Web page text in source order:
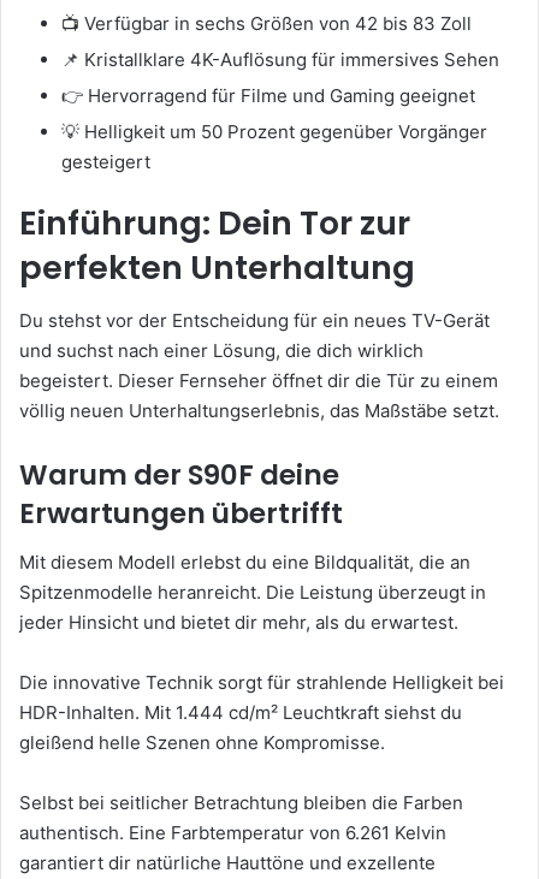
📺 Verfügbar in sechs Größen von 42 bis 83 Zoll
📌 Kristallklare 4K-Auflösung für immersives Sehen
👉 Hervorragend für Filme und Gaming geeignet
💡 Helligkeit um 50 Prozent gegenüber Vorgänger
gesteigert
Einführung: Dein Tor zur
perfekten Unterhaltung
Du stehst vor der Entscheidung für ein neues TV-Gerät
und suchst nach einer Lösung, die dich wirklich
begeistert. Dieser Fernseher öffnet dir die Tür zu einem
völlig neuen Unterhaltungserlebnis, das Maßstäbe setzt.
Warum der S90F deine
Erwartungen übertrifft
Mit diesem Modell erlebst du eine Bildqualität, die an
Spitzenmodelle heranreicht. Die Leistung überzeugt in
jeder Hinsicht und bietet dir mehr, als du erwartest.
Die innovative Technik sorgt für strahlende Helligkeit bei
HDR-Inhalten. Mit 1.444 cd/m² Leuchtkraft siehst du
gleißend helle Szenen ohne Kompromisse.
Selbst bei seitlicher Betrachtung bleiben die Farben
authentisch. Eine Farbtemperatur von 6.261 Kelvin
garantiert dir natürliche Hauttöne und exzellente